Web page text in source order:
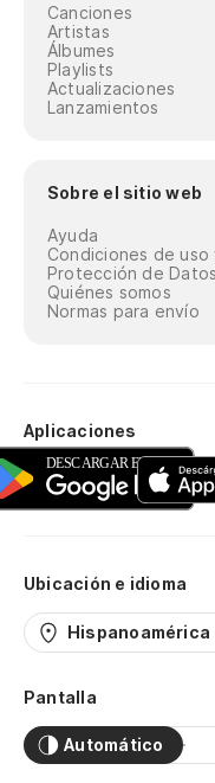
Canciones
Artistas
Álbumes
Playlists
Actualizaciones
Lanzamientos
Sobre el sitio web
Ayuda
Condiciones de
Protección de Datos
Quiénes somos
Normas para envío
Aplicaciones
Ubicación e idioma
Hispanoamérica
Pantalla
Automático